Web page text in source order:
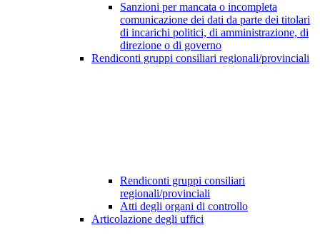
Sanzioni per mancata o incompleta
comunicazione dei dati da parte dei titolari
di incarichi politici, di amministrazione, di
direzione o di governo
Rendiconti gruppi consiliari regionali/provinciali
Rendiconti gruppi consiliari
regionali/provinciali
Atti degli organi di controllo
Articolazione degli uffici